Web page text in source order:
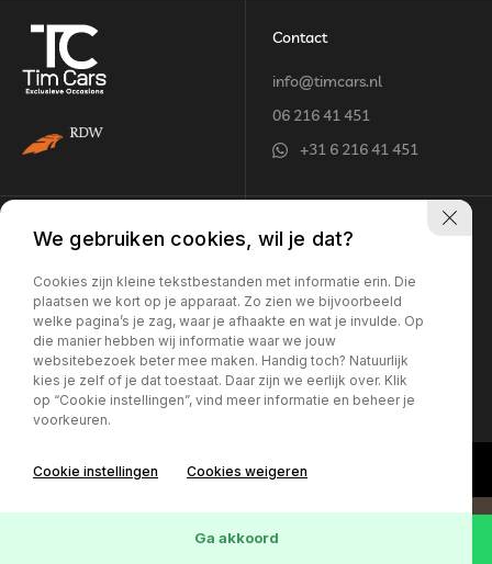
Contact
info@timcars.nl
06 216 41 451
+31 6 216 41 451
Openingstijden
Maandag - vrijdag:
10:00 - 18:00 uur*
Zaterdag:
10:00 - 16:00 uur*
Let op: Geopend op
afspraak
Adres
Jentjemeer 8
8502 TW Joure
We gebruiken cookies, wil je dat?
Cookies zijn kleine tekstbestanden met informatie erin. Die
plaatsen we kort op je apparaat. Zo zien we bijvoorbeeld
welke pagina’s je zag, waar je afhaakte en wat je invulde. Op
die manier hebben wij informatie waar we jouw
websitebezoek beter mee maken. Handig toch? Natuurlijk
kies je zelf of je dat toestaat. Daar zijn we eerlijk over. Klik
op “Cookie instellingen”, vind meer informatie en beheer je
voorkeuren.
Cookie instellingen Cookies weigeren
Ga akkoord